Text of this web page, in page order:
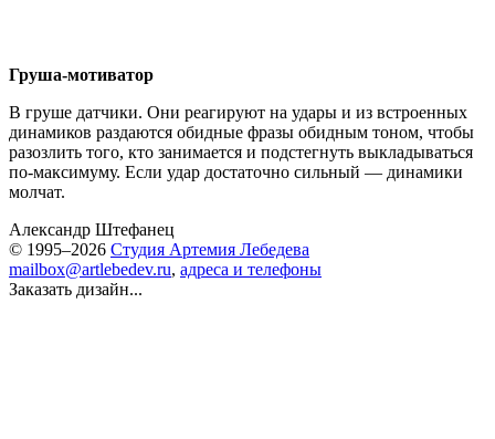
Груша-мотиватор
В груше датчики. Они реагируют на удары и из встроенных
динамиков раздаются обидные фразы обидным тоном, чтобы
разозлить того, кто занимается и подстегнуть выкладываться
по-максимуму. Если удар достаточно сильный — динамики
молчат.
Александр Штефанец
© 1995–2026 Студия Артемия Лебедева
mailbox@artlebedev.ru, адреса и телефоны
Заказать дизайн...